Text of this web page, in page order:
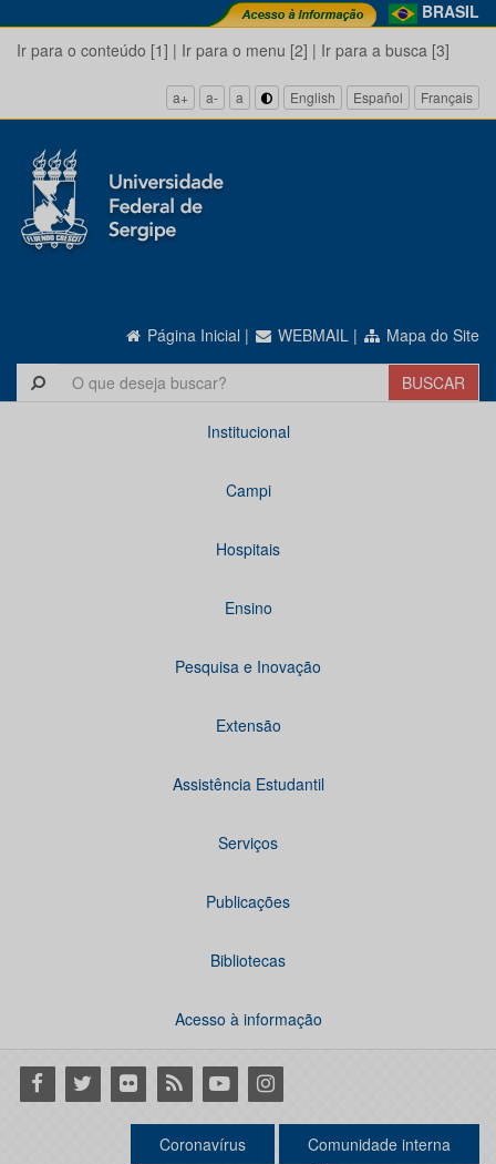
BRASIL
Ir para o conteúdo [1] | Ir para o menu [2] | Ir para a busca [3]
a+ a- a English Español Français
Página Inicial | WEBMAIL | Mapa do Site
Institucional
Campi
Hospitais
Ensino
Pesquisa e Inovação
Extensão
Assistência Estudantil
Serviços
Publicações
Bibliotecas
Acesso à informação
Facebook
Twitter Flickr RSS YoutubeInstagram
Coronavírus Comunidade interna